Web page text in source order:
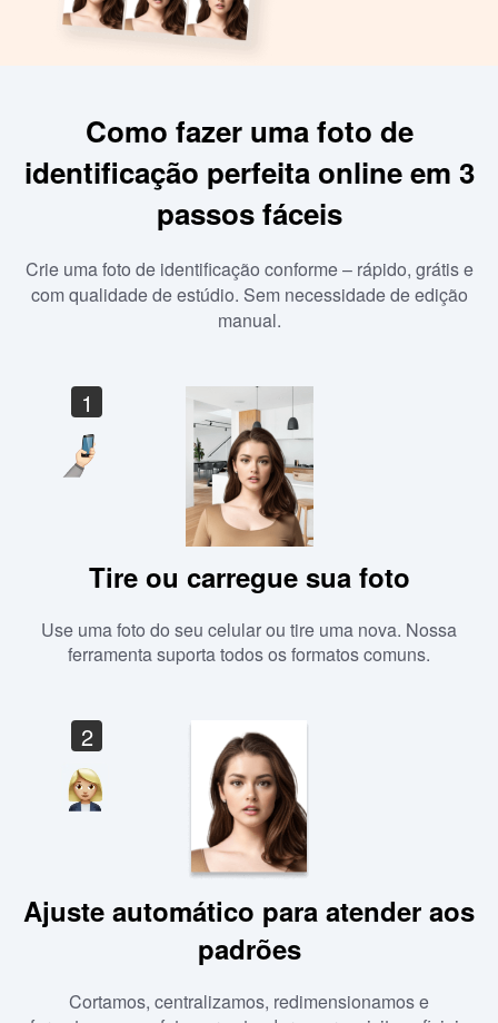
Como fazer uma foto de
identificação perfeita online em 3
passos fáceis
Crie uma foto de identificação conforme – rápido, grátis e
com qualidade de estúdio. Sem necessidade de edição
manual.
1
Tire ou carregue sua foto
Use uma foto do seu celular ou tire uma nova. Nossa
ferramenta suporta todos os formatos comuns.
2
Ajuste automático para atender aos
padrões
Cortamos, centralizamos, redimensionamos e